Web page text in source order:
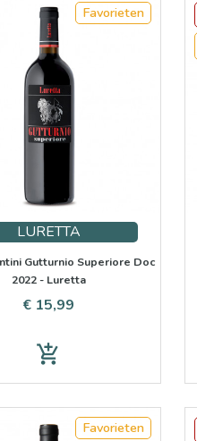
LURETTA
Gutturnio Superiore Doc
2022 - Luretta
Prijs
€ 15,99
Favorieten
add_shopping_cart
Favorieten